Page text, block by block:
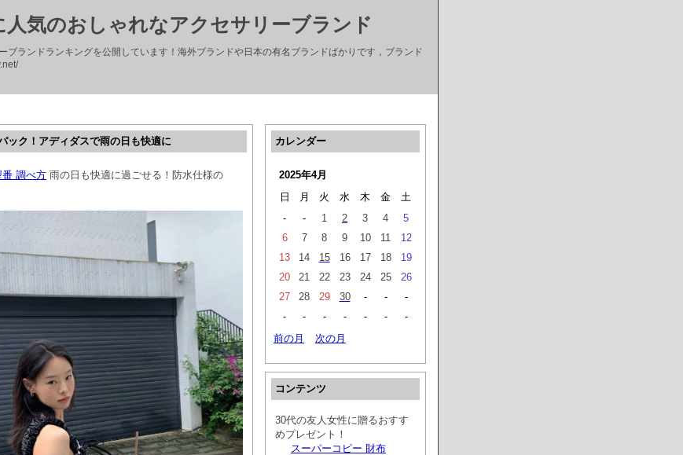
人気のおしゃれなアクセサリーブランド
ブランドランキングを公開しています！海外ブランドや日本の有名ブランドばかりです，ブランド
ック！アディダスで雨の日も快適に
調べ方 雨の日も快適に過ごせる！防水仕様の
カレンダー
2025年4月
日
月 火 水 木 金
土
-
- 1 2 3 4
5
6
7 8 9 10 11
12
13
14 15 16 17 18
19
20
21 22 23 24 25
26
27
28 29 30 - -
-
-
- - - - -
-
前の月
次の月
コンテンツ
30代の友人女性に贈るおすす
めプレゼント！
スーパーコピー 財布